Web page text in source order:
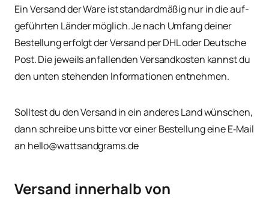
Ein Ver­sand der Ware ist stan­dard­mä­ßig nur in die auf­
ge­führ­ten Län­der mög­lich. Je nach Umfang dei­ner
Bestel­lung erfolgt der Ver­sand per DHL oder Deut­sche
Post. Die jeweils anfal­len­den Ver­sand­kos­ten kannst du
den unten ste­hen­den Infor­ma­tio­nen entnehmen.
Soll­test du den Ver­sand in ein ande­res Land wün­schen,
dann schrei­be uns bit­te vor einer Bestel­lung eine E‑Mail
an hello@wattsandgrams.de
Versand innerhalb von